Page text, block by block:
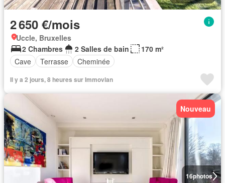
2 650 €/mois
Uccle, Bruxelles
2 Chambres
2 Salles de bain
170 m²
Cave
Terrasse Cheminée
Il y a 2 jours, 8 heures sur Immovlan
16photos
Nouveau